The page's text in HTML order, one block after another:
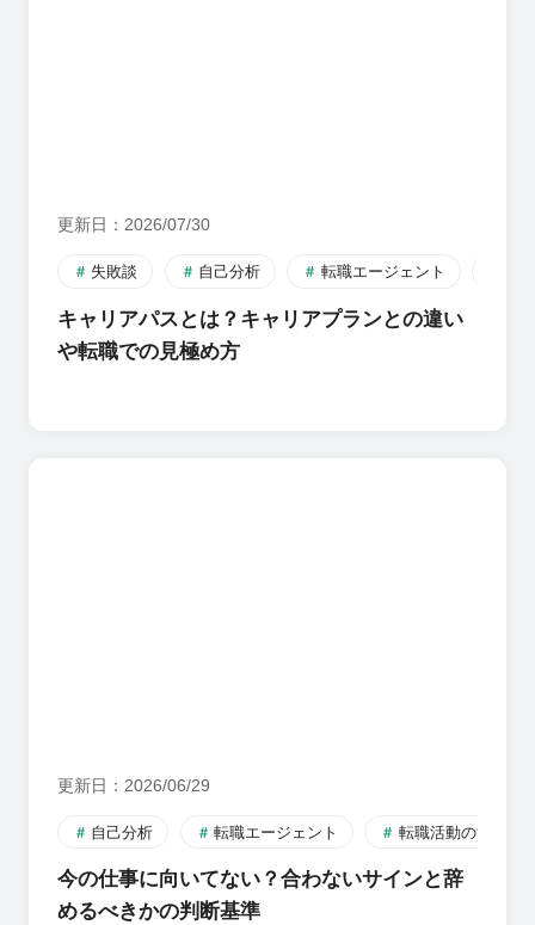
更新日 2026/07/30
失敗談 自己分析 転職エージェント
キャリアパスとは？キャリアプランとの違い
や転職での見極め方
更新日 2026/06/29
自己分析 転職エージェント 転職活動のすすめ
今の仕事に向いてない？合わないサインと辞
めるべきかの判断基準